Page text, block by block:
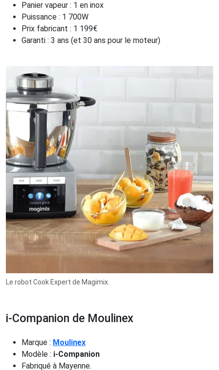
Panier vapeur : 1 en inox
Puissance : 1 700W
Prix fabricant : 1 199€
Garanti : 3 ans (et 30 ans pour le moteur)
Le robot Cook Expert de Magimix.
i-Companion de Moulinex
Marque : Moulinex
Modèle : i-Companion
Fabriqué à Mayenne.